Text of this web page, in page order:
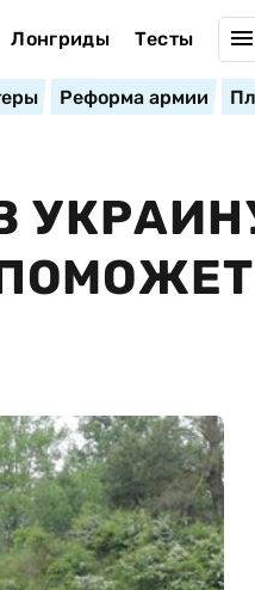
Лонгриды Тесты
Реформа армии